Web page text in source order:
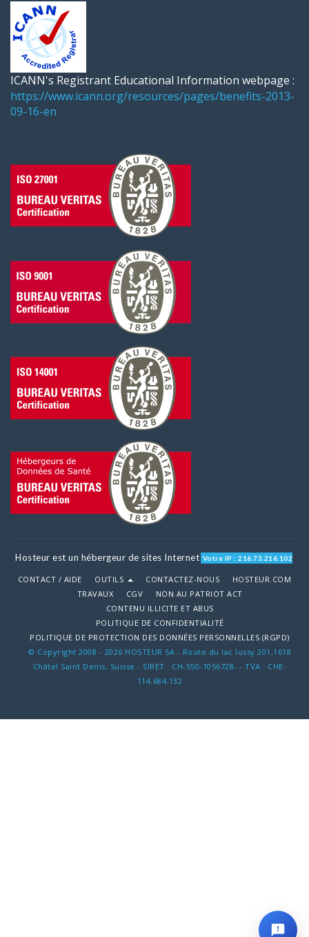
ICANN's Registrant Educational Information webpage :
https://www.icann.org/resources/pages/benefits-2013-
09-16-en
Hosteur est un hébergeur de sites Internet Votre IP : 216.73.216.102
CONTACT / AIDE OUTILS CONTACTEZ-NOUS
HOSTEUR.COM
TRAVAUX
CGV
NON AU PATRIOT ACT
CONTENU ILLICITE ET ABUS
POLITIQUE DE CONFIDENTIALITÉ
POLITIQUE DE PROTECTION DES DONNÉES PERSONNELLES (RGPD)
© Copyright 2008 - 2026 HOSTEUR SA - Route du lac lussy 201,1618
Châtel Saint Denis, Suisse - SIRET : CH-550-1056728- - TVA : CHE-
114.684.132